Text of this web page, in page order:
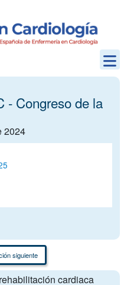
- Congreso de la
2024
siguiente
cardiaca